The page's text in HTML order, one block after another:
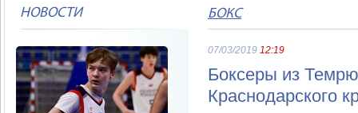
НОВОСТИ БОКС
07/03/2019 12:19
Боксеры из
Краснодарского